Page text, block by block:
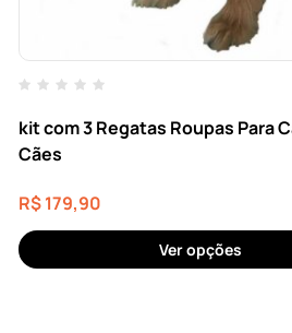
kit com 3 Regatas Roupas Para
Cães
R$179,90
Ver opções